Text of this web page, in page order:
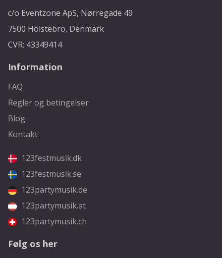
c/o Eventzone ApS, Nørregade 49
7500 Holstebro, Denmark
CVR: 43349414
Information
FAQ
Regler og betingelser
Blog
Kontakt
123festmusik.dk
123festmusik.se
123partymusik.de
123partymusik.at
123partymusik.ch
Følg os her